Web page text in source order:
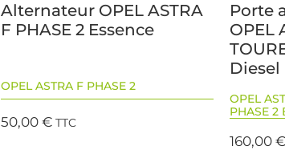
Alternateur OPEL ASTRA
F PHASE 2 Essence
OPEL ASTRA F PHASE 2
50,00€ TTC
Porte
OPEL
Diesel
OPEL
PHASE 2
160,00€